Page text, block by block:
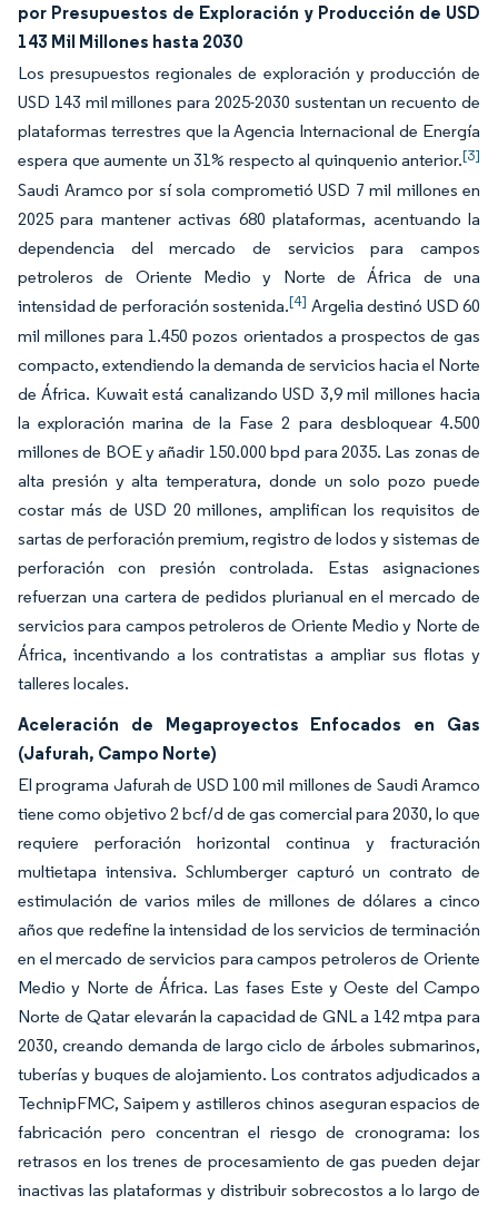
por Presupuestos de Exploración y Producción de USD
143 Mil Millones hasta 2030
Los presupuestos regionales de exploración y producción de
USD 143 mil millones para 2025-2030 sustentan un recuento de
plataformas terrestres que la Agencia Internacional de Energía
espera que aumente un 31% respecto al quinquenio anterior.[3]
Saudi Aramco por sí sola comprometió USD 7 mil millones en
2025 para mantener activas 680 plataformas, acentuando la
dependencia del mercado de servicios para campos
petroleros de Oriente Medio y Norte de África de una
intensidad de perforación sostenida.[4] Argelia destinó USD 60
mil millones para 1.450 pozos orientados a prospectos de gas
compacto, extendiendo la demanda de servicios hacia el Norte
de África. Kuwait está canalizando USD 3,9 mil millones hacia
la exploración marina de la Fase 2 para desbloquear 4.500
millones de BOE y añadir 150.000 bpd para 2035. Las zonas de
alta presión y alta temperatura, donde un solo pozo puede
costar más de USD 20 millones, amplifican los requisitos de
sartas de perforación premium, registro de lodos y sistemas de
perforación con presión controlada. Estas asignaciones
refuerzan una cartera de pedidos plurianual en el mercado de
servicios para campos petroleros de Oriente Medio y Norte de
África, incentivando a los contratistas a ampliar sus flotas y
talleres locales.
Aceleración de Megaproyectos Enfocados en Gas
(Jafurah, Campo Norte)
El programa Jafurah de USD 100 mil millones de Saudi Aramco
tiene como objetivo 2 bcf/d de gas comercial para 2030, lo que
requiere perforación horizontal continua y fracturación
multietapa intensiva. Schlumberger capturó un contrato de
estimulación de varios miles de millones de dólares a cinco
años que redefine la intensidad de los servicios de terminación
en el mercado de servicios para campos petroleros de Oriente
Medio y Norte de África. Las fases Este y Oeste del Campo
Norte de Qatar elevarán la capacidad de GNL a 142 mtpa para
2030, creando demanda de largo ciclo de árboles submarinos,
tuberías y buques de alojamiento. Los contratos adjudicados a
TechnipFMC, Saipem y astilleros chinos aseguran espacios de
fabricación pero concentran el riesgo de cronograma: los
retrasos en los trenes de procesamiento de gas pueden dejar
inactivas las plataformas y distribuir sobrecostos a lo largo de